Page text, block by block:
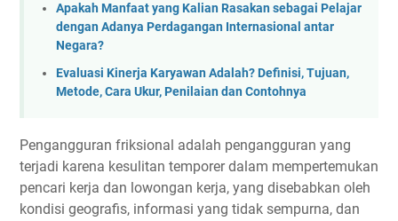
Apakah Manfaat yang Kalian Rasakan sebagai Pelajar
dengan Adanya Perdagangan Internasional antar
Negara?
Evaluasi Kinerja Karyawan Adalah? Definisi, Tujuan,
Metode, Cara Ukur, Penilaian dan Contohnya
Pengangguran friksional adalah pengangguran yang
terjadi karena kesulitan temporer dalam mempertemukan
pencari kerja dan lowongan kerja, yang disebabkan oleh
kondisi geografis, informasi yang tidak sempurna, dan